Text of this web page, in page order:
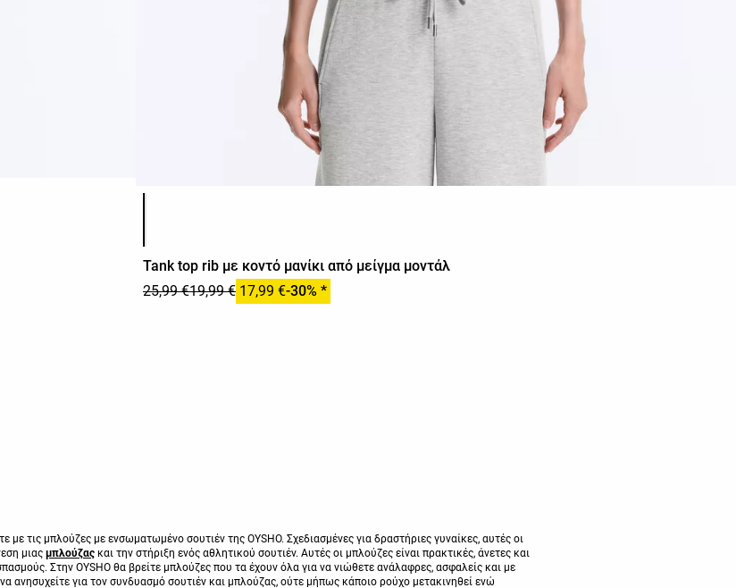
Λίστα χρωμάτων προϊόντος
Tank top rib με κοντό μανίκι από μείγμα μοντάλ
25,99 €19,99 € 17,99 €-30% *
τις μπλούζες με ενσωματωμένο σουτιέν της OYSHO. Σχεδιασμένες για δραστήριες γυναίκες, αυτές οι
μιας μπλούζαςκαι την στήριξη ενός αθλητικού σουτιέν. Αυτές οι μπλούζες είναι πρακτικές, άνετες και
Στην OYSHO θα βρείτε μπλούζες που τα έχουν όλα για να νιώθετε ανάλαφρες, ασφαλείς και με
ανησυχείτε για τον συνδυασμό σουτιέν και μπλούζας, ούτε μήπως κάποιο ρούχο μετακινηθεί ενώ